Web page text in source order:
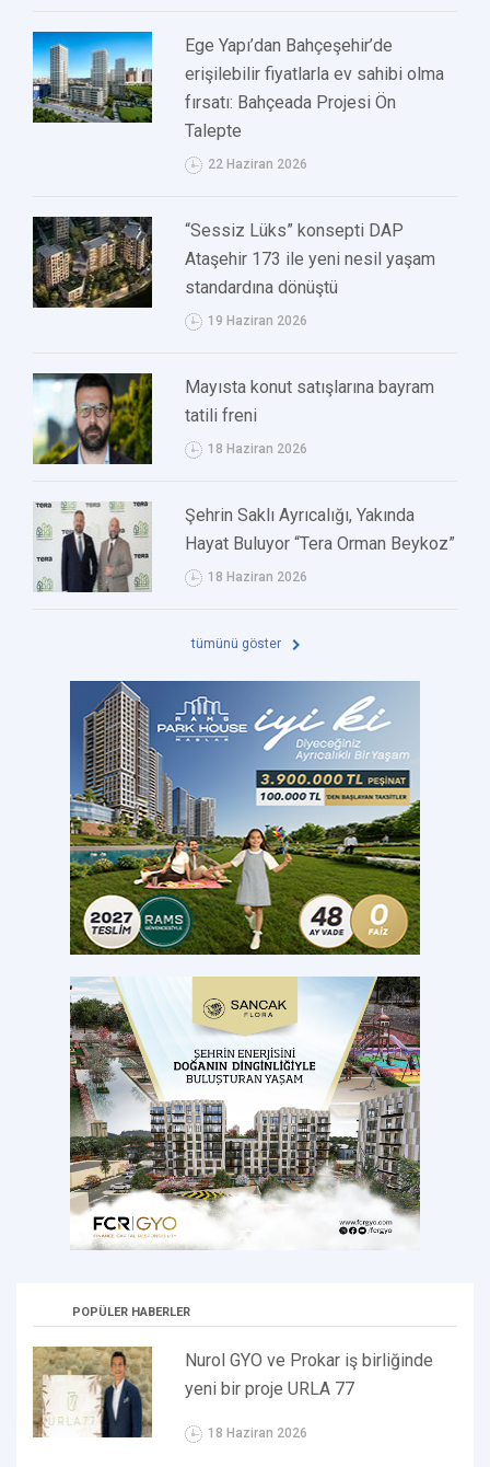
Ege Yapı’dan Bahçeşehir’de
erişilebilir fiyatlarla ev sahibi olma
fırsatı: Bahçeada Projesi Ön
Talepte
22 Haziran 2026
“Sessiz Lüks” konsepti DAP
Ataşehir 173 ile yeni nesil yaşam
standardına dönüştü
19 Haziran 2026
Mayısta konut satışlarına bayram
tatili freni
18 Haziran 2026
Şehrin Saklı Ayrıcalığı, Yakında
Hayat Buluyor “Tera Orman Beykoz”
18 Haziran 2026
tümünü göster
POPÜLER HABERLER
Nurol GYO ve Prokar iş birliğinde
yeni bir proje URLA 77
18 Haziran 2026